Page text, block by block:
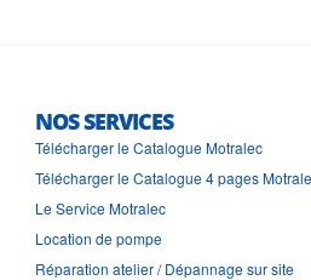
NOS SERVICES
Télécharger le Catalogue Motralec
Télécharger le Catalogue 4 pages
Le Service Motralec
Location de pompe
Réparation atelier / Dépannage sur site